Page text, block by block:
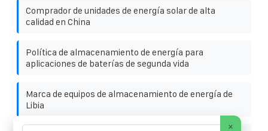
Comprador de unidades de energía solar de alta
calidad en China
Política de almacenamiento de energía para
aplicaciones de baterías de segunda vida
Marca de equipos de almacenamiento de energía de
Libia
×